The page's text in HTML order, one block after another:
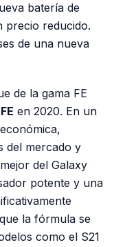
batería de
precio reducido.
de una nueva
de la gama FE
en 2020. En un
del mercado y
del Galaxy
potente y una
la fórmula se
como el S21